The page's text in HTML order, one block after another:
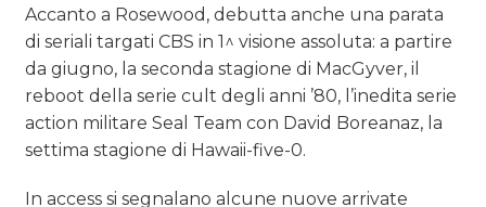
Accanto a Rosewood, debutta anche una parata
di seriali targati CBS in 1^ visione assoluta: a partire
da giugno, la seconda stagione di MacGyver, il
reboot della serie cult degli anni ’80, l’inedita serie
action militare Seal Team con David Boreanaz, la
settima stagione di Hawaii-five-0.
In access si segnalano alcune nuove arrivate